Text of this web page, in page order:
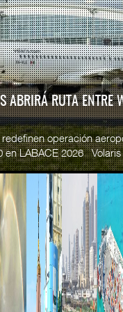
ABRIRÁ RUTA ENTRE
operación
en LABACE 2026
Puerto Lázaro
incorpora ...
licita red de
p ...
READ MORE
SSA
Esperanz
06 JUL
READ MORE
CICE
...
02 JUL
READ MORE
SSA
...
29 JUN
READ MORE